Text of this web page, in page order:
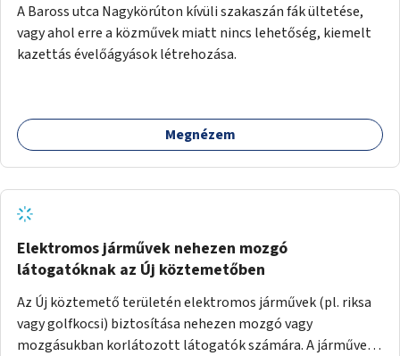
A Baross utca Nagykörúton kívüli szakaszán fák ültetése,
vagy ahol erre a közművek miatt nincs lehetőség, kiemelt
kazettás évelőágyások létrehozása.
Megnézem
Elektromos járművek nehezen mozgó
látogatóknak az Új köztemetőben
Az Új köztemető területén elektromos járművek (pl. riksa
vagy golfkocsi) biztosítása nehezen mozgó vagy
mozgásukban korlátozott látogatók számára. A járművek